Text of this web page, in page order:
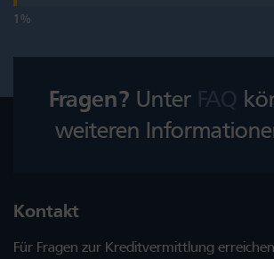
Fragen? Unter FAQ
weiteren
Kontakt
Für Fragen zur Kreditvermittlung